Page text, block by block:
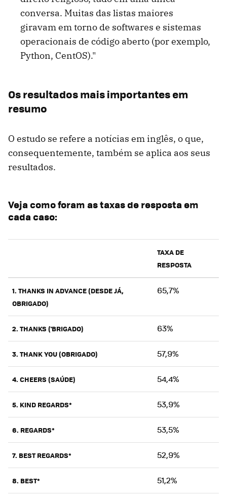
conversa. Muitas das listas maiores
giravam em torno de softwares e sistemas
operacionais de código aberto (por exemplo,
Python, CentOS)."
Os resultados mais importantes em
resumo
O estudo se refere a notícias em inglês, o que,
consequentemente, também se aplica aos seus
resultados.
Veja como foram as taxas de resposta em
cada caso:
TAXA DE
RESPOSTA
1. THANKS IN ADVANCE (DESDE JÁ,
OBRIGADO)
65,7%
2. THANKS ('BRIGADO) 63%
3. THANK YOU (OBRIGADO) 57,9%
4. CHEERS (SAÚDE) 54,4%
5. KIND REGARDS* 53,9%
6. REGARDS* 53,5%
7. BEST REGARDS* 52,9%
8. BEST* 51,2%